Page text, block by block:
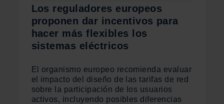
Los reguladores europeos
proponen dar incentivos para
hacer más flexibles los
sistemas eléctricos
El organismo europeo recomienda evaluar
el impacto del diseño de las tarifas de red
sobre la participación de los usuarios
activos, incluyendo posibles diferencias